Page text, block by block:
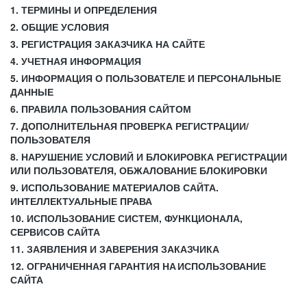
1. ТЕРМИНЫ И ОПРЕДЕЛЕНИЯ
2. ОБЩИЕ УСЛОВИЯ
3. РЕГИСТРАЦИЯ ЗАКАЗЧИКА НА САЙТЕ
4. УЧЕТНАЯ ИНФОРМАЦИЯ
5. ИНФОРМАЦИЯ О ПОЛЬЗОВАТЕЛЕ И ПЕРСОНАЛЬНЫЕ
ДАННЫЕ
6. ПРАВИЛА ПОЛЬЗОВАНИЯ САЙТОМ
7. ДОПОЛНИТЕЛЬНАЯ ПРОВЕРКА РЕГИСТРАЦИИ/
ПОЛЬЗОВАТЕЛЯ
8. НАРУШЕНИЕ УСЛОВИЙ И БЛОКИРОВКА РЕГИСТРАЦИИ
ИЛИ ПОЛЬЗОВАТЕЛЯ, ОБЖАЛОВАНИЕ БЛОКИРОВКИ
9. ИСПОЛЬЗОВАНИЕ МАТЕРИАЛОВ САЙТА.
ИНТЕЛЛЕКТУАЛЬНЫЕ ПРАВА
10. ИСПОЛЬЗОВАНИЕ СИСТЕМ, ФУНКЦИОНАЛА,
СЕРВИСОВ САЙТА
11. ЗАЯВЛЕНИЯ И ЗАВЕРЕНИЯ ЗАКАЗЧИКА
12. ОГРАНИЧЕННАЯ ГАРАНТИЯ НА ИСПОЛЬЗОВАНИЕ
САЙТА